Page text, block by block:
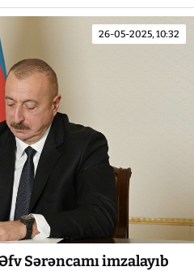
26-05-2025, 10:32
Sərəncamı imzalayıb